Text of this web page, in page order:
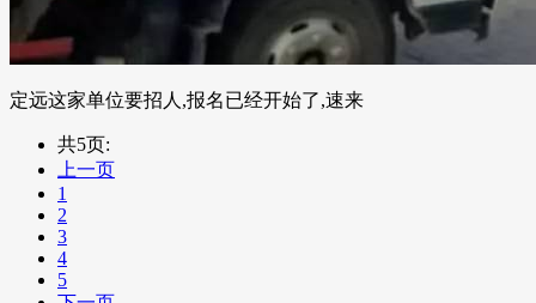
定远这家单位要招人,报名已经开始了,速来
共5页:
上一页
1
2
3
4
5